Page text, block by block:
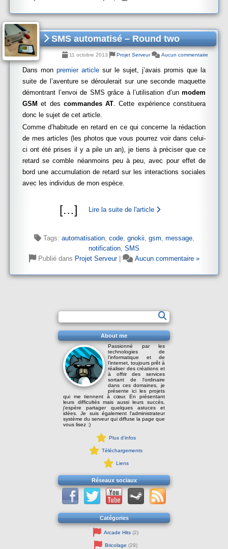
SMS automatisé – Round two
11 octobre 2013 Projet Serveur Aucun commentaire
Dans mon premier article sur le sujet, j’avais promis que la
suite de l’aventure se déroulerait sur une seconde maquette
démontrant l’envoi de SMS grâce à l’utilisation d’un modem
GSM et des commandes AT. Cette expérience constituera
donc le sujet de cet article.
Comme d’habitude en retard en ce qui concerne la rédaction
de mes articles (les photos que vous pourrez voir dans celui-
ci ont été prises il y a pile un an), je tiens à préciser que ce
retard se comble néanmoins peu à peu, avec pour effet de
bord une accumulation de retard sur les interactions sociales
avec les individus de mon espèce.
[…] Lire la suite de l'article
Tags: automatisation, code, gnokii, gsm, message,
notification, SMS
Publié dans Projet Serveur| Aucun commentaire »
About me
Passionné par les
technologies de
l'informatique et de
l'internet, toujours prêt à
réaliser des créations et
à offrir des services
sortant de l'ordinaire
dans ces domaines, je
présente ici les projets
qui me tiennent à cœur. En présentant
leurs difficultés mais aussi leurs succès,
j'espère partager quelques astuces et
idées. Je suis également l'administrateur
système du serveur qui diffuse la page que
vous lisez :)
Plus d'infos
Téléchargements
Liens
Réseaux sociaux
Catégories
Arcade Hits (2)
Bricolage (29)